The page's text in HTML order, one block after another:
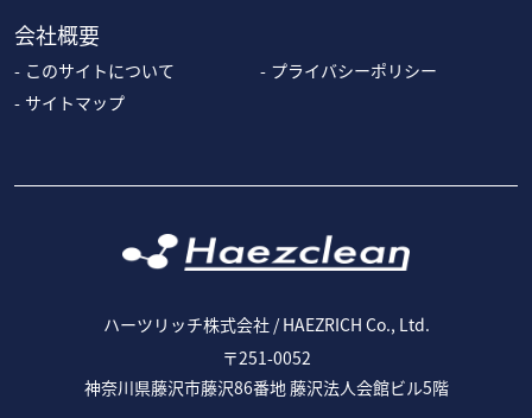
ハーツリッチ株式会社 / HAEZRICH Co., Ltd.
〒251-0052
神奈川県藤沢市藤沢86番地 藤沢法人会館ビル5階
会社概要
このサイトについて
プライバシーポリシー
サイトマップ